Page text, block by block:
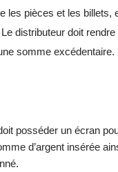
les pièces et les billets,
distributeur doit
somme excédentaire.
posséder un écran
d’argent insérée